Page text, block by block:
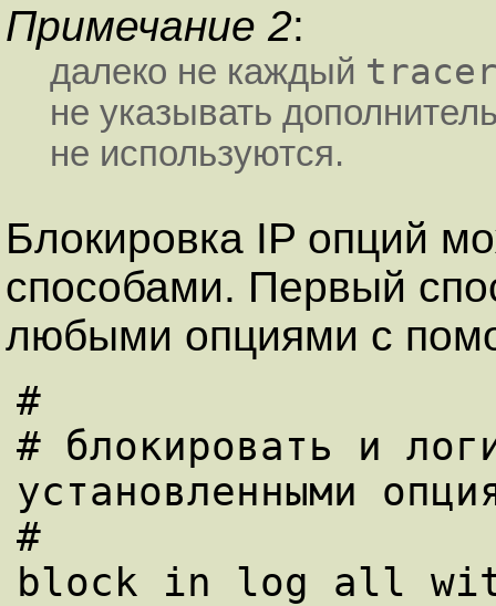
Примечание 2:
далеко не каждый
не указывать
не используются.
Блокиpовка IP опций
способами. Пеpвый
любыми опциями с
#
# блокиpовать и
установленными
#
block in log all